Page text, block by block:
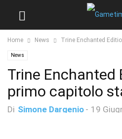
Home News Trine Enchanted
News
Trine Enchanted
primo capitolo
Di Simone Dargenio - 19